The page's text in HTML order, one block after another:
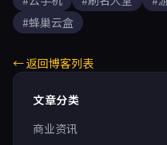
#蜂巢云盒
← 返回博客列表
文章分类
商业资讯